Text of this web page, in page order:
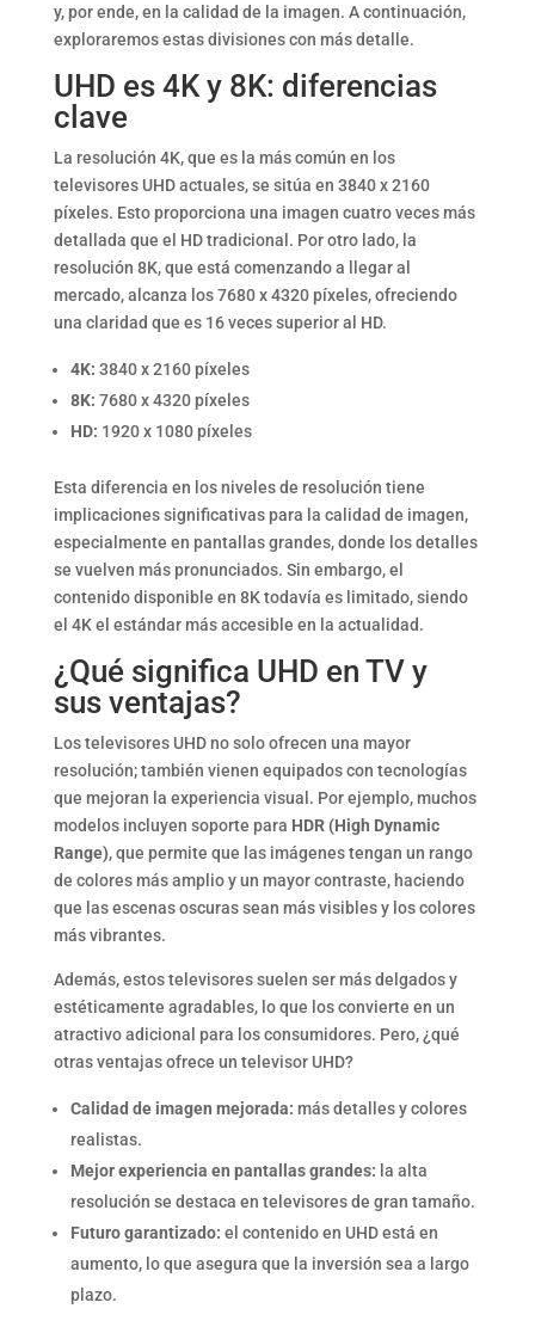
y, por ende, en la calidad de la imagen. A continuación,
exploraremos estas divisiones con más detalle.
UHD es 4K y 8K: diferencias
clave
La resolución 4K, que es la más común en los
televisores UHD actuales, se sitúa en 3840 x 2160
píxeles. Esto proporciona una imagen cuatro veces más
detallada que el HD tradicional. Por otro lado, la
resolución 8K, que está comenzando a llegar al
mercado, alcanza los 7680 x 4320 píxeles, ofreciendo
una claridad que es 16 veces superior al HD.
4K: 3840 x 2160 píxeles
8K: 7680 x 4320 píxeles
HD: 1920 x 1080 píxeles
Esta diferencia en los niveles de resolución tiene
implicaciones significativas para la calidad de imagen,
especialmente en pantallas grandes, donde los detalles
se vuelven más pronunciados. Sin embargo, el
contenido disponible en 8K todavía es limitado, siendo
el 4K el estándar más accesible en la actualidad.
¿Qué significa UHD en TV y
sus ventajas?
Los televisores UHD no solo ofrecen una mayor
resolución; también vienen equipados con tecnologías
que mejoran la experiencia visual. Por ejemplo, muchos
modelos incluyen soporte para HDR (High Dynamic
Range), que permite que las imágenes tengan un rango
de colores más amplio y un mayor contraste, haciendo
que las escenas oscuras sean más visibles y los colores
más vibrantes.
Además, estos televisores suelen ser más delgados y
estéticamente agradables, lo que los convierte en un
atractivo adicional para los consumidores. Pero, ¿qué
otras ventajas ofrece un televisor UHD?
Calidad de imagen mejorada: más detalles y colores
realistas.
Mejor experiencia en pantallas grandes: la alta
resolución se destaca en televisores de gran tamaño.
Futuro garantizado: el contenido en UHD está en
aumento, lo que asegura que la inversión sea a largo
plazo.